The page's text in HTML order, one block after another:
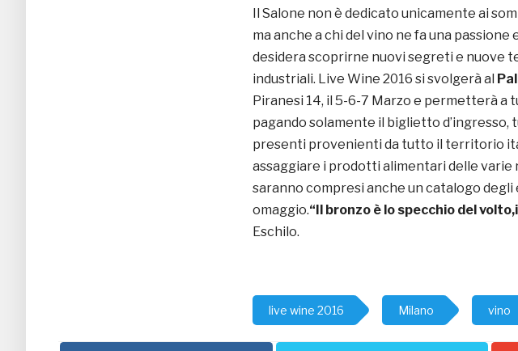
Il Salone non è dedicato unicamente ai
ma anche a chi del vino ne fa una passione
desidera scoprirne nuovi segreti e nuove
industriali. Live Wine 2016 si svolgerà al
Piranesi 14, il 5-6-7 Marzo e permetterà a
pagando solamente il biglietto
presenti provenienti da tutto il territorio
assaggiare i prodotti alimentari delle varie
saranno compresi anche un catalogo degli
omaggio.“Il bronzo è lo specchio del
Eschilo.
live wine 2016 Milano vino